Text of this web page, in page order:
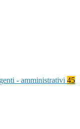
- amministrativi 45